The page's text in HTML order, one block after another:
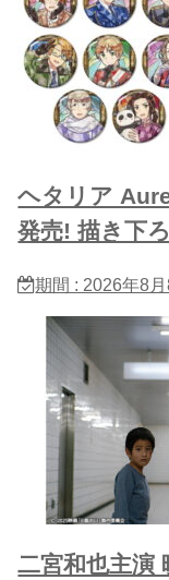
ヘタリア
発売! 描き下
期間 : 2026年8
二宮和也主演